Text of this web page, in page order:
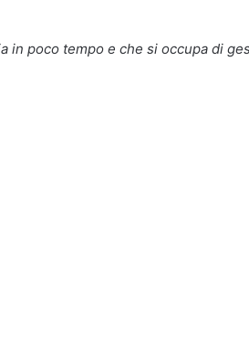
in poco tempo e che si occupa di